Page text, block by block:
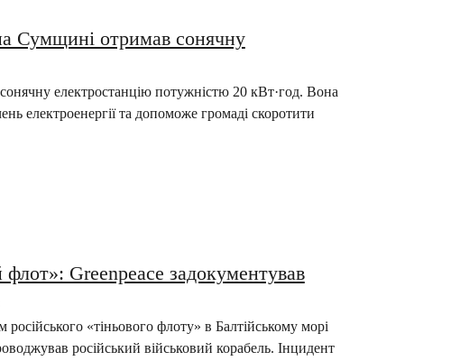
Сумщині отримав сонячну
електростанцію потужністю 20 кВт·год. Вона
електроенергії та допоможе громаді скоротити
флот»: Greenpeace задокументував
«тіньового флоту» в Балтійському морі
російський військовий корабель. Інцидент